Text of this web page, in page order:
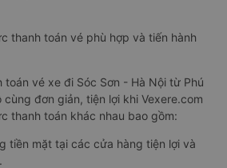
thanh toán vé phù hợp và tiến hành
toán vé xe đi Sóc Sơn - Hà Nội từ Phú
cùng đơn giản, tiện lợi khi Vexere.com
thanh toán khác nhau bao gồm:
tiền mặt tại các cửa hàng tiện lợi và